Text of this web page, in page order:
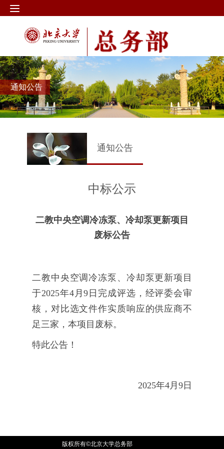
通知公告
通知公告
中标公示
二教中央空调冷冻泵、冷却泵更新项目
废标公告
二教中央空调冷冻泵、冷却泵更新项目
于2025年4月9日完成评选，经评委会审
核，对比选文件作实质响应的供应商不
足三家，本项目废标。
特此公告！
2025年4月9日
版权所有©北京大学总务部